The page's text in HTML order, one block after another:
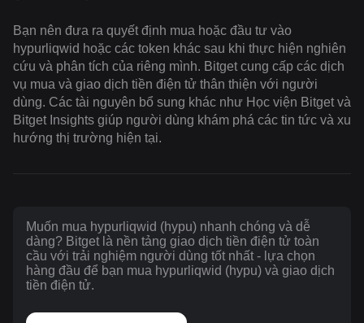
Bạn nên đưa ra quyết định mua hoặc đầu tư vào
hypurliqwid hoặc các token khác sau khi thực hiện nghiên
cứu và phân tích của riêng mình. Bitget cung cấp các dịch
vụ mua và giao dịch tiền điện tử thân thiện với người
dùng. Các tài nguyên bổ sung khác như Học viện Bitget và
Bitget Insights giúp người dùng khám phá các tin tức và xu
hướng thị trường hiện tại.
Muốn mua hypurliqwid (hypu) nhanh chóng và dễ
dàng? Bitget là nền tảng giao dịch tiền điện tử toàn
cầu với trải nghiệm người dùng tốt nhất - lựa chọn
hàng đầu để bạn mua hypurliqwid (hypu) và giao dịch
tiền điện tử.